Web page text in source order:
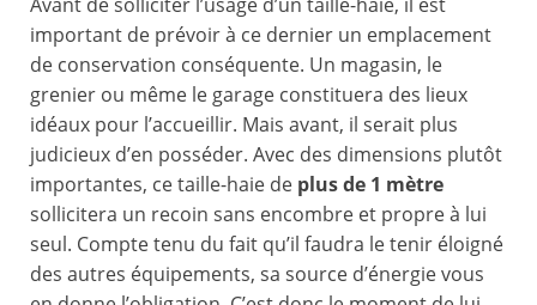
important de prévoir à ce dernier un emplacement
de conservation conséquente. Un magasin, le
grenier ou même le garage constituera des lieux
idéaux pour l’accueillir. Mais avant, il serait plus
judicieux d’en posséder. Avec des dimensions plutôt
importantes, ce taille-haie de plus de 1 mètre
sollicitera un recoin sans encombre et propre à lui
seul. Compte tenu du fait qu’il faudra le tenir éloigné
des autres équipements, sa source d’énergie vous